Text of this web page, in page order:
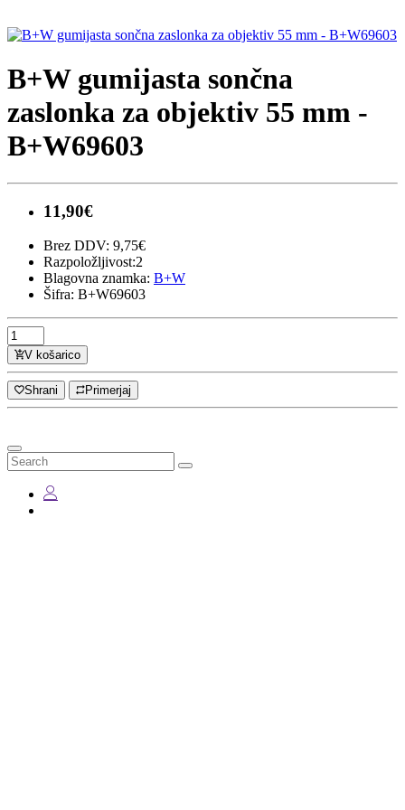
B+W gumijasta sončna
zaslonka za objektiv 55 mm -
B+W69603
11,90€
Brez DDV: 9,75€
Razpoložljivost:2
Blagovna znamka: B+W
Šifra: B+W69603
V košarico
Shrani Primerjaj